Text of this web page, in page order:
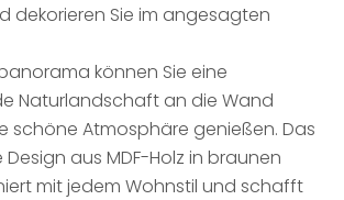
dekorieren Sie im angesagten
können Sie eine
Naturlandschaft an die Wand
schöne Atmosphäre genießen. Das
aus MDF-Holz in braunen
mit jedem Wohnstil und schafft